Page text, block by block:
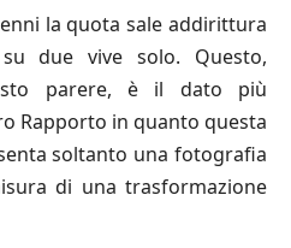
la quota sale addirittura
due vive solo. Questo,
parere, è il dato più
Rapporto in quanto questa
soltanto una fotografia
di una trasformazione